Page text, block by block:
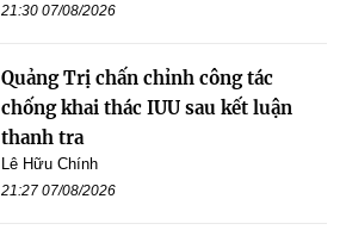
21:30 07/08/2026
Quảng Trị chấn chỉnh công tác
chống khai thác IUU sau kết luận
thanh tra
Lê Hữu Chính
21:27 07/08/2026